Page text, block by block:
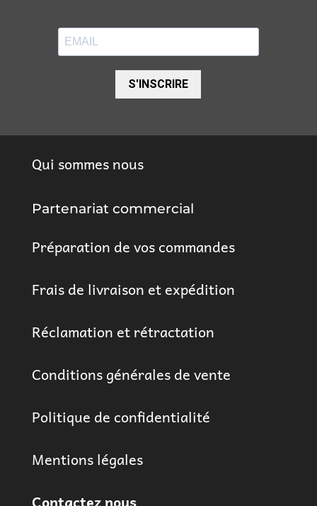
S'INSCRIRE
Qui sommes nous
Partenariat commercial
Préparation de vos commandes
Frais de livraison et expédition
Réclamation et rétractation
Conditions générales de vente
Politique de confidentialité
Mentions légales
Contactez nous